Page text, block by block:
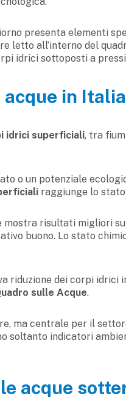
presenta elementi
letto all’interno del
idrici sottoposti a
in Italia
idrici superficiali, tra
o un potenziale
raggiunge lo stato
mostra risultati migliori
buono. Lo stato
riduzione dei corpi idrici
sulle Acque.
ma centrale per il
soltanto indicatori
acque